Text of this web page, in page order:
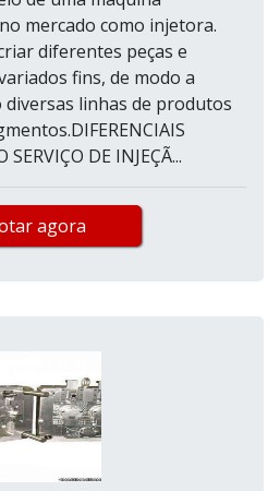
mercado como injetora.
diferentes peças e
fins, de modo a
linhas de produtos
SERVIÇO DE INJEÇÃ...
agora